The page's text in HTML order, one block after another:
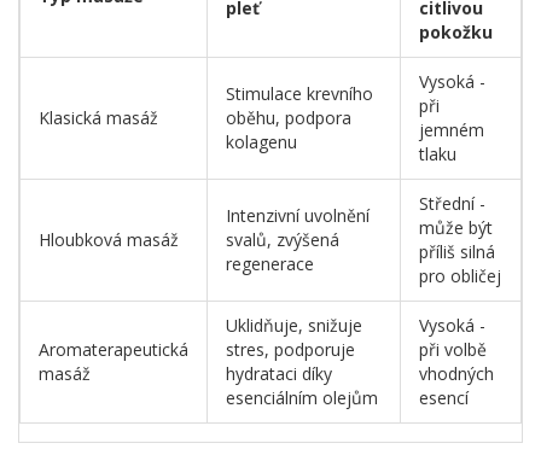
pleť
citlivou
pokožku
Klasická masáž
Stimulace krevního
oběhu, podpora
kolagenu
Vysoká -
při
jemném
tlaku
Hloubková masáž
Intenzivní uvolnění
svalů, zvýšená
regenerace
Střední -
může být
příliš silná
pro obličej
Aromaterapeutická
masáž
Uklidňuje, snižuje
stres, podporuje
hydrataci díky
esenciálním olejům
Vysoká -
při volbě
vhodných
esencí